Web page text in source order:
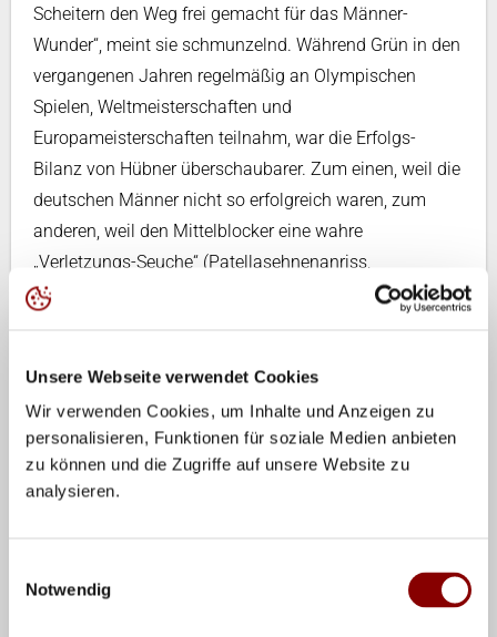
Unsere Webseite verwendet Cookies
Wir verwenden Cookies, um Inhalte und Anzeigen zu
personalisieren, Funktionen für soziale Medien anbieten
zu können und die Zugriffe auf unsere Website zu
analysieren.
Notwendig
Scheitern den Weg frei gemacht für das Männer-
Wunder“, meint sie schmunzelnd. Während Grün in den
vergangenen Jahren regelmäßig an Olympischen
Spielen, Weltmeisterschaften und
Europameisterschaften teilnahm, war die Erfolgs-
Bilanz von Hübner überschaubarer. Zum einen, weil die
deutschen Männer nicht so erfolgreich waren, zum
anderen, weil den Mittelblocker eine wahre
„Verletzungs-Seuche“ (Patellasehnenanriss,
Bandscheibenvorfall und Ermüdungsbrüche in den
im Beach-Volleyball eine durch den Untergrund
weniger belastende Tätigkeit, merkte aber nach kurzer
Zeit, dass ihm das Spiel unter dem Hallendach mehr
kontinuierlich das Pensum. 2006 avancierte er bei der